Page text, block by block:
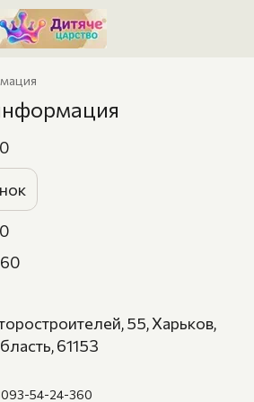
55, Харьков,
61153
54-24-360